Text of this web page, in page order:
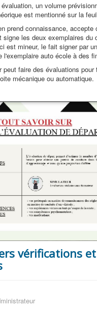
un volume
est mentionné sur la
prend connaissance, accepte
signe les deux exemplaires du
est mineur, le fait signer par
l'exemplaire auto école à des
peut faire des évaluations pour
mécanique ou automatique.
vérifications